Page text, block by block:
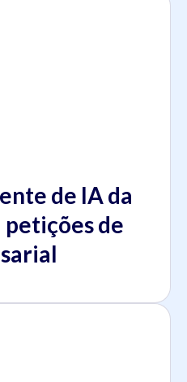
de IA da
de